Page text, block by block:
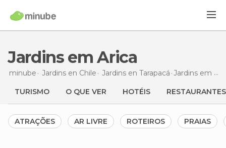
Jardins em Arica
minube Jardins en Chile Jardins en Tarapacá Jardins em Arica
TURISMO O QUE VER HOTÉIS RESTAURANTES
ATRAÇÕES AR LIVRE ROTEIROS PRAIAS